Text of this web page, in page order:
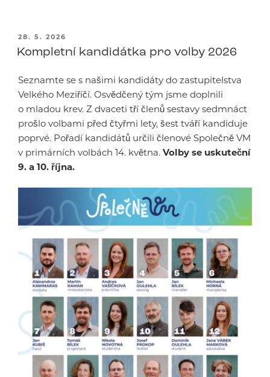
PUBLIKOVÁNO
28. 5. 2026
Kompletní kandidátka pro volby 2026
Seznamte se s našimi kandidáty do zastupitelstva
Velkého Meziříčí. Osvědčený tým jsme doplnili
o mladou krev. Z dvaceti tří členů sestavy sedmnáct
prošlo volbami před čtyřmi lety, šest tváří kandiduje
poprvé. Pořadí kandidátů určili členové Společně VM
v primárních volbách 14. května. Volby se uskuteční
9. a 10. října.